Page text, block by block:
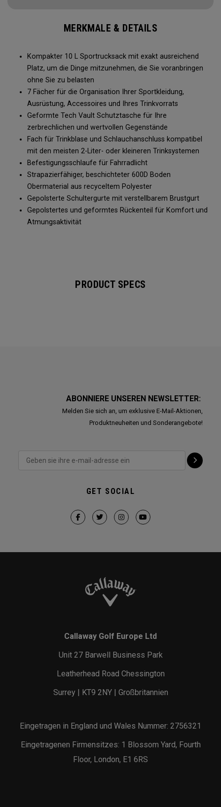
MERKMALE & DETAILS
Kompakter 10 L Sportrucksack mit exakt ausreichend
Platz, um die Dinge mitzunehmen, die Sie voranbringen
ohne Sie zu belasten
7 Fächer für die Organisation Ihrer Sportkleidung,
Ausrüstung, Accessoires und Ihres Trinkvorrats
Geformte Tech Vault Schutztasche für Ihre
zerbrechlichen und wertvollen Gegenstände
Fach für Trinkblase und Schlauchanschluss kompatibel
mit den meisten 2-Liter- oder kleineren Trinksystemen
Befestigungsschlaufe für Fahrradlicht
Strapazierfähiger, beschichteter 600D Boden
Obermaterial aus recyceltem Polyester
Gepolsterte Schultergurte mit verstellbarem Brustgurt
Gepolstertes und geformtes Rückenteil für Komfort und
Atmungsaktivität
PRODUCT SPECS
ABONNIERE UNSEREN NEWSLETTER:
Melden Sie sich an, um exklusive E-Mail-Aktionen,
Produktneuheiten und Sonderangebote!
GET SOCIAL
Callaway Golf Europe Ltd
Unit 27 Barwell Business Park
Leatherhead Road Chessington
Surrey | KT9 2NY | Großbritannien
Eingetragen in England und Wales Nummer: 2756321
Eingetragenen Firmensitzes: 1 Blossom Yard, Fourth
Floor, London, E1 6RS